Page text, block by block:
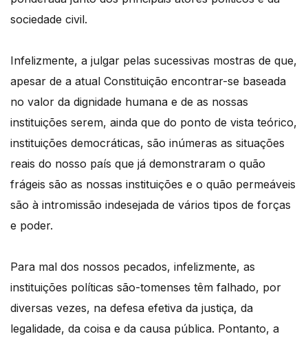
sociedade civil.
Infelizmente, a julgar pelas sucessivas mostras de que,
apesar de a atual Constituição encontrar-se baseada
no valor da dignidade humana e de as nossas
instituições serem, ainda que do ponto de vista teórico,
instituições democráticas, são inúmeras as situações
reais do nosso país que já demonstraram o quão
frágeis são as nossas instituições e o quão permeáveis
são à intromissão indesejada de vários tipos de forças
e poder.
Para mal dos nossos pecados, infelizmente, as
instituições políticas são-tomenses têm falhado, por
diversas vezes, na defesa efetiva da justiça, da
legalidade, da coisa e da causa pública. Pontanto, a